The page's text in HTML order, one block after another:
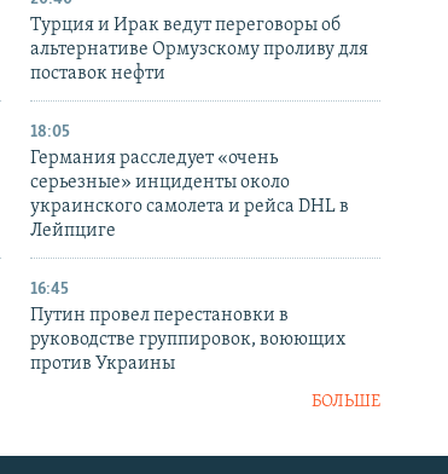
Турция и Ирак ведут переговоры об
альтернативе Ормузскому проливу для
поставок нефти
18:05
Германия расследует «очень
серьезные» инциденты около
украинского самолета и рейса DHL в
Лейпциге
16:45
Путин провел перестановки в
руководстве группировок, воюющих
против Украины
БОЛЬШЕ